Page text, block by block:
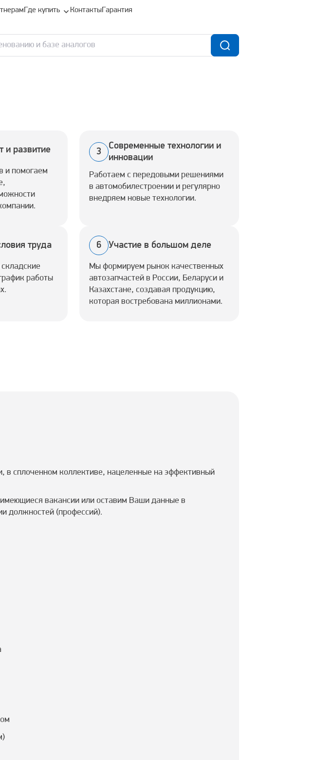
Где купить КонтактыГарантия
и развитие
и помогаем
3
Современные технологии и
инновации
Работаем с передовыми решениями
в автомобилестроении и регулярно
внедряем новые технологии.
труда
работы
6 Участие в большом деле
Мы формируем рынок качественных
автозапчастей в России, Беларуси и
Казахстане, создавая продукцию,
которая востребована миллионами.
в сплоченном коллективе, нацеленные на эффективный
вакансии или оставим Ваши данные в
должностей (профессий).